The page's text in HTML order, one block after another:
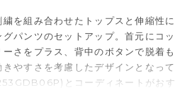
を組み合わせたトップスと伸縮性に
パンツのセットアップ。首元にコッ
さをプラス、背中のボタンで脱着も
やすさを考慮したデザインとなって
とコーディネートがおす